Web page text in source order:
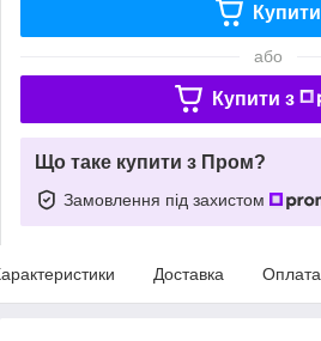
Купити
або
Купити з
Що таке купити з Пром?
Замовлення під захистом
Доставка Оплата